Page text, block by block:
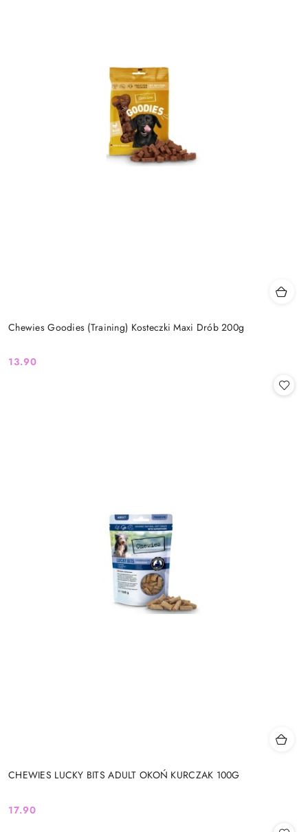
Chewies Goodies (Training) Kosteczki Maxi Drób 200g
Cena:
13.90
CHEWIES LUCKY BITS ADULT OKOŃ KURCZAK 100G
Cena:
17.90